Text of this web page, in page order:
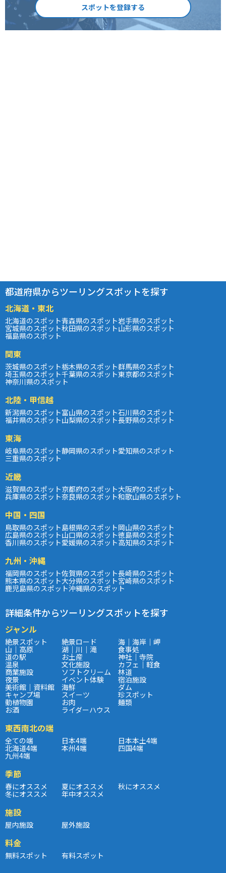
スポットを登録する
都道府県からツーリングスポットを探す
北海道・東北
北海道のスポット青森県のスポット岩手県のスポット
宮城県のスポット秋田県のスポット山形県のスポット
福島県のスポット
関東
茨城県のスポット栃木県のスポット群馬県のスポット
埼玉県のスポット千葉県のスポット東京都のスポット
神奈川県のスポット
北陸・甲信越
新潟県のスポット富山県のスポット石川県のスポット
福井県のスポット山梨県のスポット長野県のスポット
東海
岐阜県のスポット静岡県のスポット愛知県のスポット
三重県のスポット
近畿
滋賀県のスポット京都府のスポット大阪府のスポット
兵庫県のスポット奈良県のスポット和歌山県のスポット
中国・四国
鳥取県のスポット島根県のスポット岡山県のスポット
広島県のスポット山口県のスポット徳島県のスポット
香川県のスポット愛媛県のスポット高知県のスポット
九州・沖縄
福岡県のスポット佐賀県のスポット長崎県のスポット
熊本県のスポット大分県のスポット宮崎県のスポット
鹿児島県のスポット沖縄県のスポット
詳細条件からツーリングスポットを探す
ジャンル
絶景スポット 絶景ロード 海｜海岸｜岬
山｜高原 湖｜川｜滝 食事処
道の駅 お土産 神社｜寺院
温泉 文化施設 カフェ｜軽食
商業施設 ソフトクリーム 林道
夜景 イベント体験 宿泊施設
美術館｜資料館 海鮮 ダム
キャンプ場 スイーツ 珍スポット
動植物園 お肉 麺類
お酒 ライダーハウス
東西南北の端
全ての端 日本4端 日本本土4端
北海道4端 本州4端 四国4端
九州4端
季節
春にオススメ 夏にオススメ 秋にオススメ
冬にオススメ 年中オススメ
施設
屋内施設 屋外施設
料金
無料スポット 有料スポット